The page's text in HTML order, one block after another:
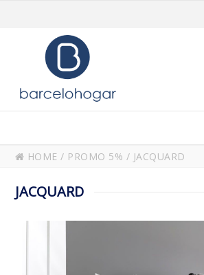
HOME / PROMO 5% / JACQUARD
JACQUARD